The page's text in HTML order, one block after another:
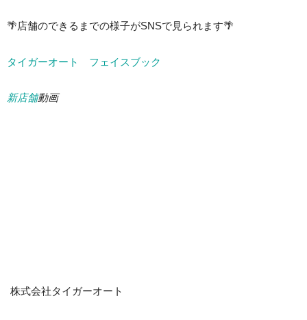
🌴店舗のできるまでの様子がSNSで見られます🌴
タイガーオート フェイスブック
新店舗動画
株式会社タイガーオート